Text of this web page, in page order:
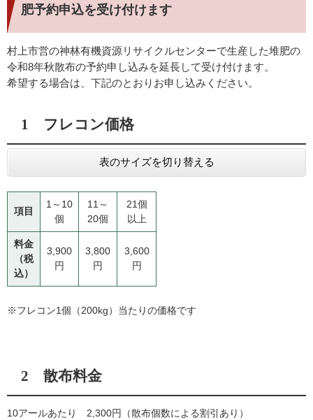
肥予約申込を受け付けます
村上市営の神林有機資源リサイクルセンターで生産した堆肥の
令和8年秋散布の予約申し込みを延長して受け付けます。
希望する場合は、下記のとおりお申し込みください。
1 フレコン価格
表のサイズを切り替える
項目
1～10
個
11～
20個
21個
以上
料金
（税
込）
3,900
円
3,800
円
3,600
円
※フレコン1個（200kg）当たりの価格です
2 散布料金
10アールあたり 2,300円（散布個数による割引あり）